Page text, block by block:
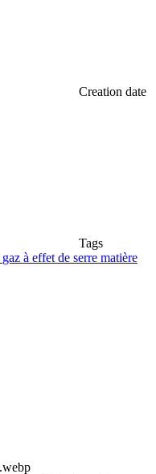
Creation date
Tags
gaz à effet de serre matière